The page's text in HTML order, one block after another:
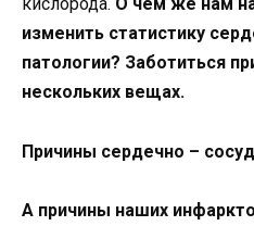
кислорода. О чем же нам
изменить статистику
патологии? Заботиться
нескольких вещах.
Причины сердечно –
А причины наших